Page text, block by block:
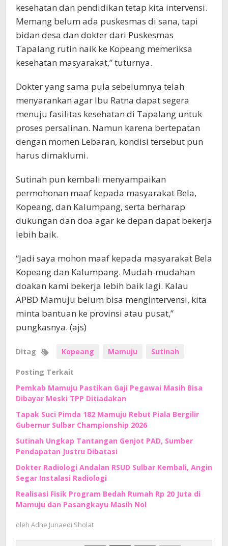
kesehatan dan pendidikan tetap kita intervensi.
Memang belum ada puskesmas di sana, tapi
bidan desa dan dokter dari Puskesmas
Tapalang rutin naik ke Kopeang memeriksa
kesehatan masyarakat,” tuturnya.
Dokter yang sama pula sebelumnya telah
menyarankan agar Ibu Ratna dapat segera
menuju fasilitas kesehatan di Tapalang untuk
proses persalinan. Namun karena bertepatan
dengan momen Lebaran, kondisi tersebut pun
harus dimaklumi.
Sutinah pun kembali menyampaikan
permohonan maaf kepada masyarakat Bela,
Kopeang, dan Kalumpang, serta berharap
dukungan dan doa agar ke depan dapat bekerja
lebih baik.
“Jadi saya mohon maaf kepada masyarakat Bela
Kopeang dan Kalumpang. Mudah-mudahan
doakan kami bekerja lebih baik lagi. Kalau
APBD Mamuju belum bisa mengintervensi, kita
minta bantuan ke provinsi atau pusat,”
pungkasnya. (ajs)
Ditag Kopeang Mamuju Sutinah
Posting Terkait
Pemkab Mamuju Pastikan Gaji Pegawai Masih Bisa
Dibayar Meski TPP Ditiadakan
Tapak Suci Pimda 182 Mamuju Rebut Piala Bergilir
Gubernur Sulbar Championship 2026
Sutinah Ungkap Tantangan Genjot PAD, Sumber
Pendapatan Justru Dibatasi
Dokter Radiologi Andalan RSUD Sulbar Kembali, Angin
Segar Instalasi Radiologi
Realisasi Fisik Program Bedah Rumah Rp 20 Juta di
Mamuju dan Pasangkayu Masih Nol
oleh Adhe Junaedi Sholat